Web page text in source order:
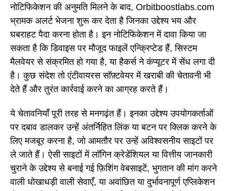
नोटिफिकेशन की अनुमति मिलने के बाद, Orbitboostlabs.com
भ्रामक अलर्ट भेजना शुरू कर देता है जिनका उद्देश्य भय और
घबराहट पैदा करना होता है। इन नोटिफिकेशन में दावा किया जा
सकता है कि डिवाइस पर मौजूद फाइलें एन्क्रिप्टेड हैं, सिस्टम
मैलवेयर से संक्रमित हो गया है, या हैकर्स ने कंप्यूटर में सेंध लगा दी
है। कुछ संदेश तो एंटीवायरस सॉफ़्टवेयर में खराबी की चेतावनी भी
देते हैं और तुरंत कार्रवाई करने का आग्रह करते हैं।
ये चेतावनियाँ पूरी तरह से मनगढ़ंत हैं। इनका उद्देश्य उपयोगकर्ताओं
पर दबाव डालकर उन्हें अंतर्निहित लिंक या बटन पर क्लिक करने के
लिए मजबूर करना है, जो आमतौर पर उन्हें अविश्वसनीय साइटों पर
ले जाते हैं। ऐसी साइटों में लॉगिन क्रेडेंशियल या वित्तीय जानकारी
चुराने के उद्देश्य से बनाई गई फ़िशिंग वेबसाइटें, भुगतान की मांग करने
वाली धोखाधड़ी वाली सेवाएँ, या अवांछित या दुर्भावनापूर्ण एप्लिकेशन